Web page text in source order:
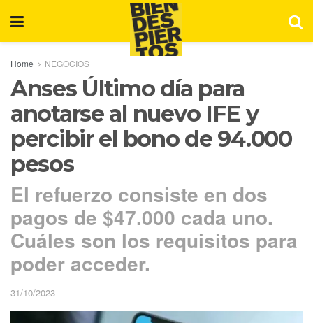
Home NEGOCIOS
Anses Último día para
anotarse al nuevo IFE y
percibir el bono de 94.000
pesos
El refuerzo consiste en dos
pagos de $47.000 cada uno.
Cuáles son los requisitos para
poder acceder.
31/10/2023